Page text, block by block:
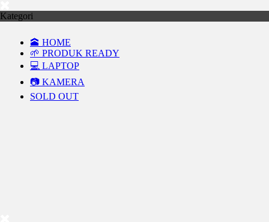
Kategori
🕋 HOME
🌱 PRODUK READY
💻 LAPTOP
📷 KAMERA
SOLD OUT